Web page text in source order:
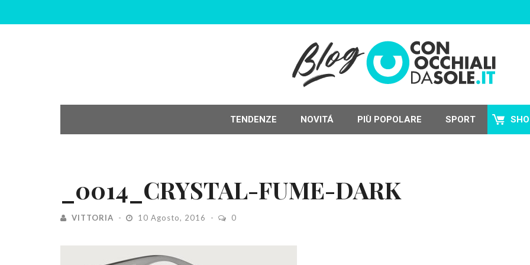
TENDENZE NOVITÁ PIÙ POPOLARE SPORT
_0014_CRYSTAL-FUME-DARK
VITTORIA 10 Agosto, 2016 0